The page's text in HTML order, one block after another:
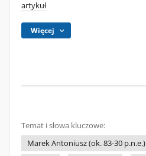
artykuł
Więcej
Temat i słowa kluczowe:
Marek Antoniusz (ok. 83-30 p.n.e.)